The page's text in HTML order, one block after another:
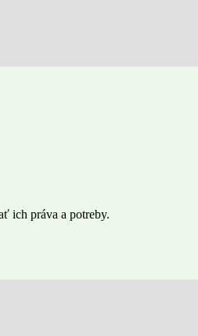
ich práva a potreby.